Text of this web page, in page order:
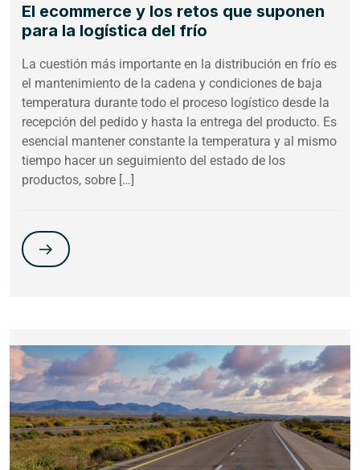
El ecommerce y los retos que suponen
para la logística del frío
La cuestión más importante en la distribución en frío es
el mantenimiento de la cadena y condiciones de baja
temperatura durante todo el proceso logístico desde la
recepción del pedido y hasta la entrega del producto. Es
esencial mantener constante la temperatura y al mismo
tiempo hacer un seguimiento del estado de los
productos, sobre […]